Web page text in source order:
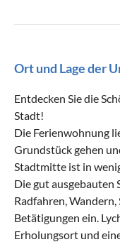
Ort und Lage der
Entdecken Sie die
Stadt!
Die Ferienwohnung
Grundstück gehen
Stadtmitte ist in
Die gut ausgebauten
Radfahren,
Betätigungen ein.
Erholungsort und